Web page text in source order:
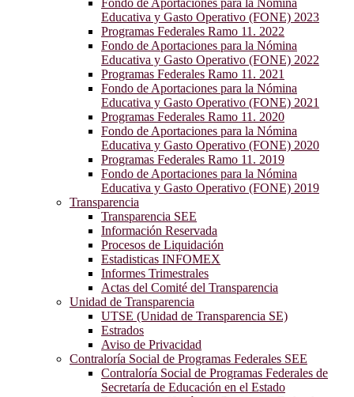
Fondo de Aportaciones para la Nómina
Educativa y Gasto Operativo (FONE) 2023
Programas Federales Ramo 11. 2022
Fondo de Aportaciones para la Nómina
Educativa y Gasto Operativo (FONE) 2022
Programas Federales Ramo 11. 2021
Fondo de Aportaciones para la Nómina
Educativa y Gasto Operativo (FONE) 2021
Programas Federales Ramo 11. 2020
Fondo de Aportaciones para la Nómina
Educativa y Gasto Operativo (FONE) 2020
Programas Federales Ramo 11. 2019
Fondo de Aportaciones para la Nómina
Educativa y Gasto Operativo (FONE) 2019
Transparencia
Transparencia SEE
Información Reservada
Procesos de Liquidación
Estadisticas INFOMEX
Informes Trimestrales
Actas del Comité del Transparencia
Unidad de Transparencia
UTSE (Unidad de Transparencia SE)
Estrados
Aviso de Privacidad
Contraloría Social de Programas Federales SEE
Contraloría Social de Programas Federales de
Secretaría de Educación en el Estado